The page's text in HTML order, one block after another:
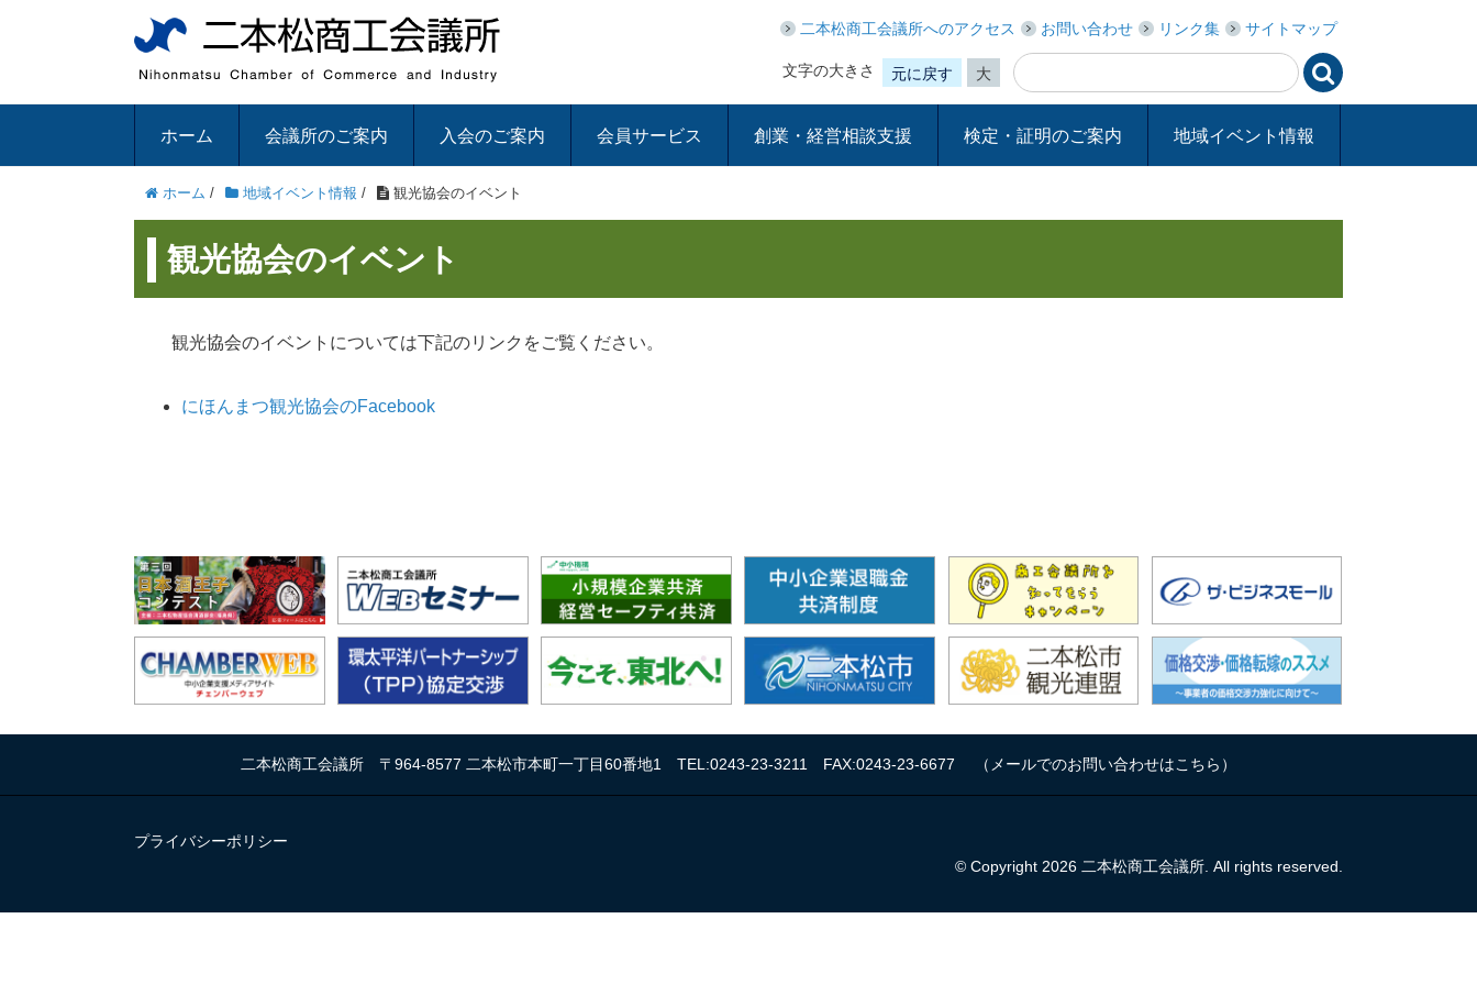
二本松商工会議所へのアクセス お問い合わせ リンク集 サイトマップ

文字の大きさ 元に戻す 大
ホーム 会議所のご案内 入会のご案内 会員サービス 創業・経営相談支援 検定・証明のご案内 地域イベント情報
ホーム / 地域イベント情報 / 観光協会のイベント
観光協会のイベント
観光協会のイベントについては下記のリンクをご覧ください。
にほんまつ観光協会のFacebook
二本松商工会議所 〒964-8577 二本松市本町一丁目60番地1 TEL:0243-23-3211 FAX:0243-23-6677 （ メールでのお問い合わせはこちら ）
プライバシーポリシー
© Copyright 2026 二本松商工会議所. All rights reserved.